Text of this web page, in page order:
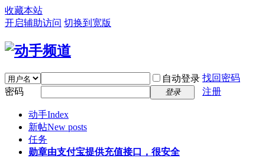
收藏本站
开启辅助访问 切换到宽版
自动登录 找回密码
密码
登录 注册
动手Index
新帖New posts
任务
勋章由支付宝提供充值接口，很安全